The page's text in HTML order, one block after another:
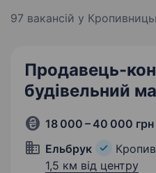
97 вакансій у
Продавець-
будівельний
18 000 – 40 000 грн
Ельбрук
1,5 км від центру